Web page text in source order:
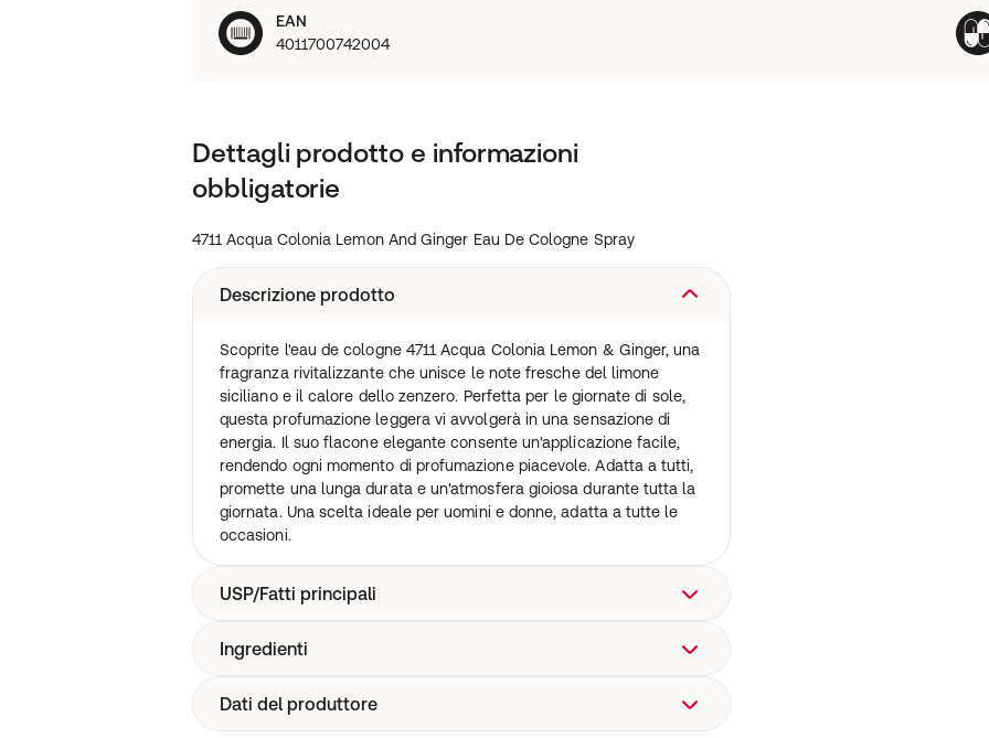
EAN
4011700742004
Dettagli prodotto e informazioni
obbligatorie
4711 Acqua Colonia Lemon And Ginger Eau De Cologne Spray
Descrizione prodotto
Scoprite l'eau de cologne 4711 Acqua Colonia Lemon & Ginger, una
fragranza rivitalizzante che unisce le note fresche del limone
siciliano e il calore dello zenzero. Perfetta per le giornate di sole,
questa profumazione leggera vi avvolgerà in una sensazione di
energia. Il suo flacone elegante consente un'applicazione facile,
rendendo ogni momento di profumazione piacevole. Adatta a tutti,
promette una lunga durata e un'atmosfera gioiosa durante tutta la
giornata. Una scelta ideale per uomini e donne, adatta a tutte le
occasioni.
USP/Fatti principali
Fragranza unisex fresca e rivitalizzante con note di limone siciliano
Flacone pratico ed elegante da 170 ml per un'applicazione facile e
confortevole.
Ingredienti
Alcol denaturato, acqua, fragranza (citron siciliano, zenzero),
glicerina.
Dati del produttore